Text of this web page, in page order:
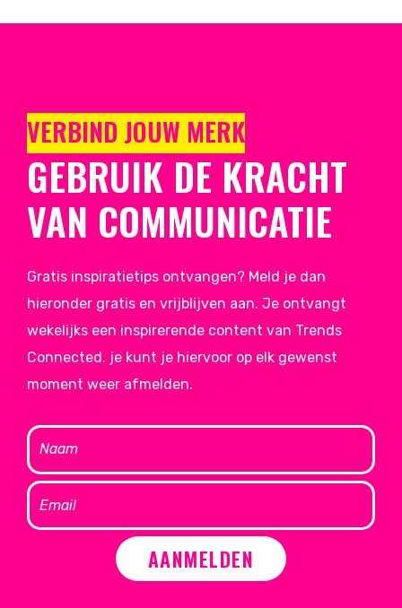
VERBIND JOUW MERK
GEBRUIK DE KRACHT
VAN COMMUNICATIE
Gratis inspiratietips ontvangen? Meld je dan
hieronder gratis en vrijblijven aan. Je ontvangt
wekelijks een inspirerende content van Trends
Connected. je kunt je hiervoor op elk gewenst
moment weer afmelden.
AANMELDEN